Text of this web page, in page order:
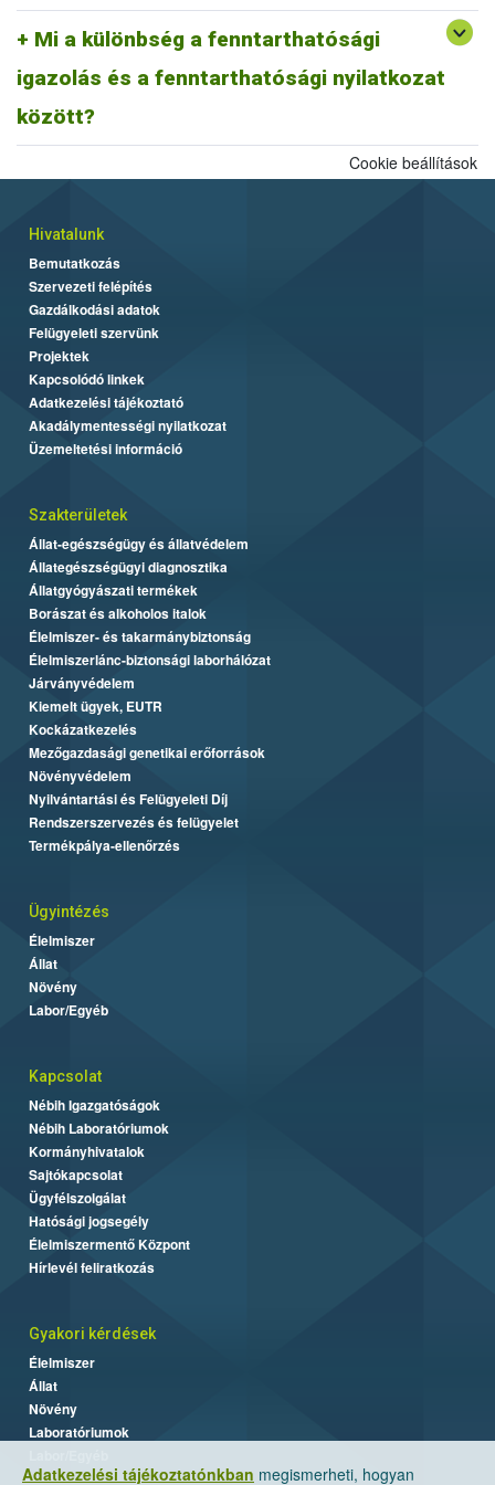
Mi a különbség a fenntarthatósági
igazolás és a fenntarthatósági nyilatkozat
között?
A fentiek alapján fenntarthatósági nyilatkozatnak minősül a
biomassza igazolás is, ahogyan egy ISCC farm nyilatkozat is,
más tagállami fenntarthatósági rendszer szerinti fenntarthatósági
dokumentum is.
Adatkezelési tájékoztatónkban megismerheti, hogyan
Cookie beállítások
Hivatalunk
Bemutatkozás
Szervezeti felépítés
Gazdálkodási adatok
Felügyeleti szervünk
Projektek
Kapcsolódó linkek
Adatkezelési tájékoztató
Akadálymentességi nyilatkozat
Üzemeltetési információ
Szakterületek
Állat-egészségügy és állatvédelem
Állategészségügyi diagnosztika
Állatgyógyászati termékek
Borászat és alkoholos italok
Élelmiszer- és takarmánybiztonság
Élelmiszerlánc-biztonsági laborhálózat
Járványvédelem
Kiemelt ügyek, EUTR
Kockázatkezelés
Mezőgazdasági genetikai erőforrások
Növényvédelem
Nyilvántartási és Felügyeleti Díj
Rendszerszervezés és felügyelet
Termékpálya-ellenőrzés
Ügyintézés
Élelmiszer
Állat
Növény
Labor/Egyéb
Kapcsolat
Nébih Igazgatóságok
Nébih Laboratóriumok
Kormányhivatalok
Sajtókapcsolat
Ügyfélszolgálat
Hatósági jogsegély
Élelmiszermentő Központ
Hírlevél feliratkozás
Gyakori kérdések
Élelmiszer
Állat
Növény
Laboratóriumok